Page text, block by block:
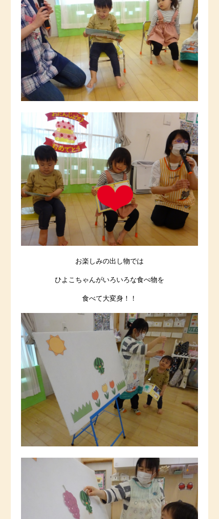
お楽しみの出し物では
ひよこちゃんがいろいろな食べ物を
食べて大変身！！